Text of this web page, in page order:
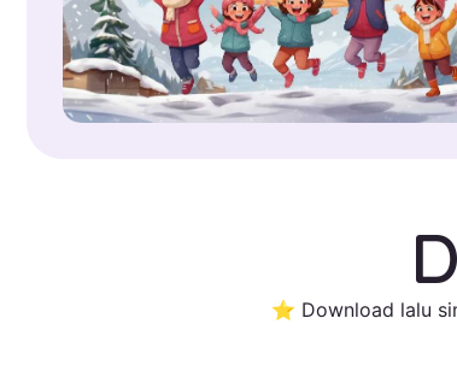
⭐ Download lalu